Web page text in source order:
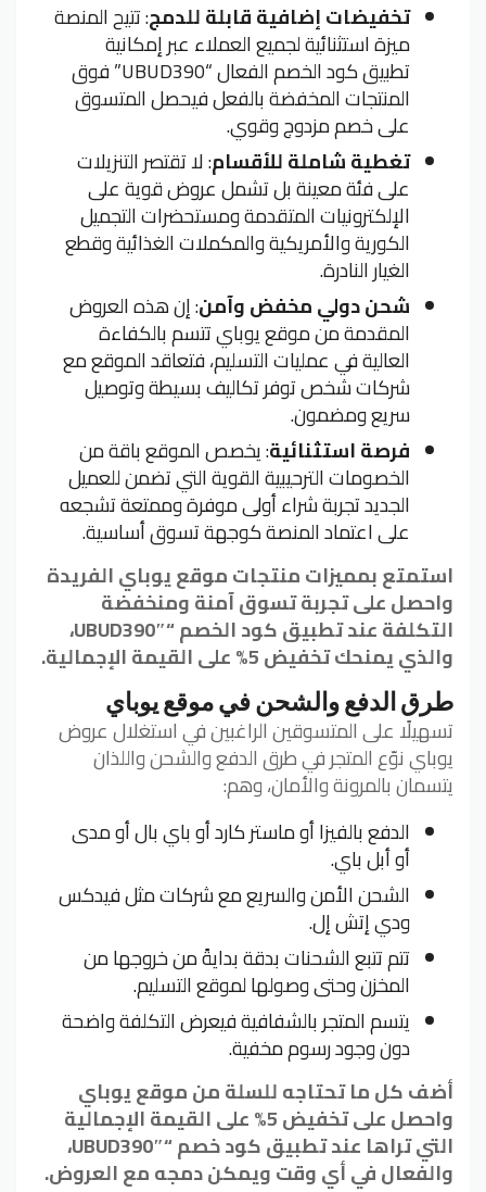
تخفيضات إضافية قابلة للدمج: تتيح المنصة
ميزة استثنائية لجميع العملاء عبر إمكانية
تطبيق كود الخصم الفعال “UBUD390” فوق
المنتجات المخفضة بالفعل فيحصل المتسوق
على خصم مزدوج وقوي.
تغطية شاملة للأقسام: لا تقتصر التنزيلات
على فئة معينة بل تشمل عروض قوية على
الإلكترونيات المتقدمة ومستحضرات التجميل
الكورية والأمريكية والمكملات الغذائية وقطع
الغيار النادرة.
شحن دولي مخفض وآمن: إن هذه العروض
المقدمة من موقع يوباي تتسم بالكفاءة
العالية في عمليات التسليم، فتعاقد الموقع مع
شركات شخص توفر تكاليف بسيطة وتوصيل
سريع ومضمون.
فرصة استثنائية: يخصص الموقع باقة من
الخصومات الترحيبية القوية التي تضمن للعميل
الجديد تجربة شراء أولى موفرة وممتعة تشجعه
على اعتماد المنصة كوجهة تسوق أساسية.
استمتع بمميزات منتجات موقع يوباي الفريدة
واحصل على تجربة تسوق آمنة ومنخفضة
التكلفة عند تطبيق كود الخصم “UBUD390″،
والذي يمنحك تخفيض 5% على القيمة الإجمالية.
طرق الدفع والشحن في موقع يوباي
تسهيلًا على المتسوقين الراغبين في استغلال عروض
يوباي نوّع المتجر في طرق الدفع والشحن واللذان
يتسمان بالمرونة والأمان، وهم:
الدفع بالفيزا أو ماستر كارد أو باي بال أو مدى
أو أبل باي.
الشحن الأمن والسريع مع شركات مثل فيدكس
ودي إتش إل.
تتم تتبع الشحنات بدقة بدايةً من خروجها من
المخزن وحتى وصولها لموقع التسليم.
يتسم المتجر بالشفافية فيعرض التكلفة واضحة
دون وجود رسوم مخفية.
أضف كل ما تحتاجه للسلة من موقع يوباي
واحصل على تخفيض 5% على القيمة الإجمالية
التي تراها عند تطبيق كود خصم “UBUD390″،
والفعال في أي وقت ويمكن دمجه مع العروض.